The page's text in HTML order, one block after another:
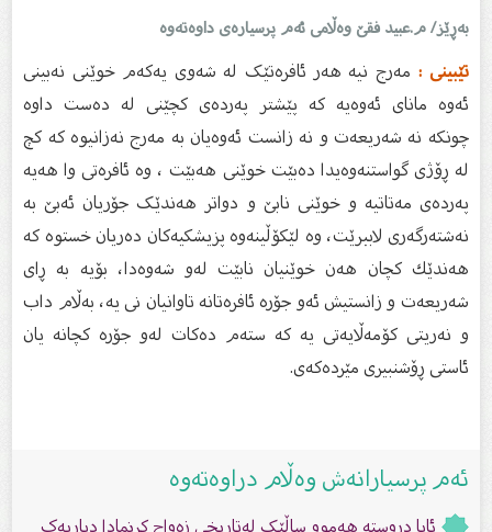
بەڕێز/ م.عبید فقێ وەڵامى ئەم پرسیارەى داوەتەوە
تێبینى : مەرج نیە هەر ئافرەتێک لە شەوی یەکەم خوێنى نەبینى
ئەوە ماناى ئەوەیە کە پێشتر پەردەى کچێنى لە دەست داوە
چونکە نە شەریعەت و نە زانست ئەوەیان بە مەرج نەزانیوە كە كچ
لە ڕۆژى گواستنەوەیدا دەبێت خوێنى هەبێت ، وە ئافرەتى وا هەیە
پەردەى مەتاتیە و خوێنى نابێ و دواتر هەندێک جۆریان ئەبێ بە
نەشتەرگەرى لاببرێت، وە لێكۆڵینەوە پزیشكیەكان دەریان خستوە كە
هەندێك كچان هەن خوێنیان نابێت لەو شەوەدا، بۆیە بە ڕاى
شەریعەت و زانستیش ئەو جۆرە ئافرەتانە تاوانیان نى یە، بەڵام داب
و نەریتى كۆمەڵایەتى یە كە ستەم دەكات لەو جۆرە كچانە یان
ئاستى ڕۆشنبیرى مێردەكەى.
ئەم پرسیارانەش وەڵام دراوەتەوە
ئایا دروستە هەموو ساڵێک لەتاریخی زەواج کرنمادا دیاریەک